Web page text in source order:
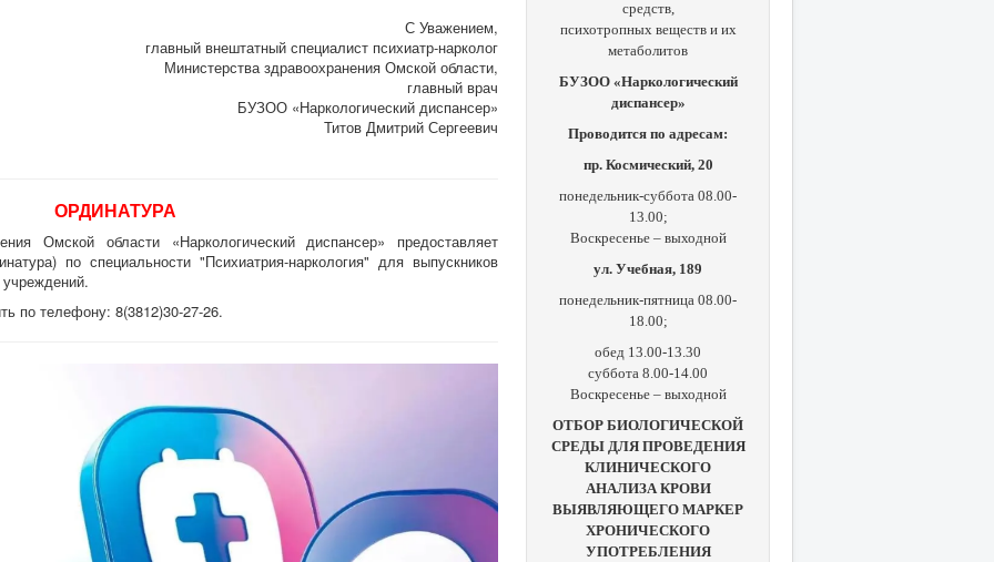
С Уважением,
главный внештатный специалист психиатр-нарколог
Министерства здравоохранения Омской области,
главный врач
БУЗОО «Наркологический диспансер»
Титов Дмитрий Сергеевич
ОРДИНАТУРА
Омской области «Наркологический диспансер» предоставляет
по специальности "Психиатрия-наркология" для выпускников
по телефону: 8(3812)30-27-26.
средств,
психотропных веществ и их
метаболитов
БУЗОО «Наркологический
диспансер»
Проводится по адресам:
пр. Космический, 20
понедельник-суббота 08.00-
13.00;
Воскресенье – выходной
ул. Учебная, 189
понедельник-пятница 08.00-
18.00;
обед 13.00-13.30
суббота 8.00-14.00
Воскресенье – выходной
ОТБОР БИОЛОГИЧЕСКОЙ
СРЕДЫ ДЛЯ ПРОВЕДЕНИЯ
КЛИНИЧЕСКОГО
АНАЛИЗА КРОВИ
ВЫЯВЛЯЮЩЕГО МАРКЕР
ХРОНИЧЕСКОГО
УПОТРЕБЛЕНИЯ